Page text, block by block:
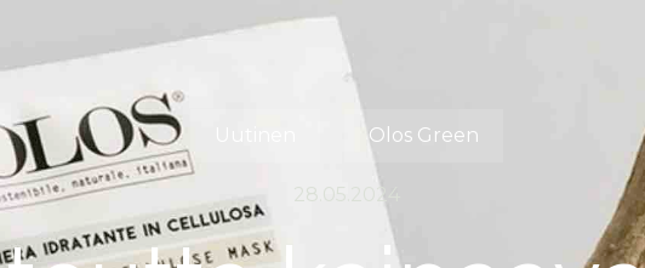
Olos Green
28.05.2024